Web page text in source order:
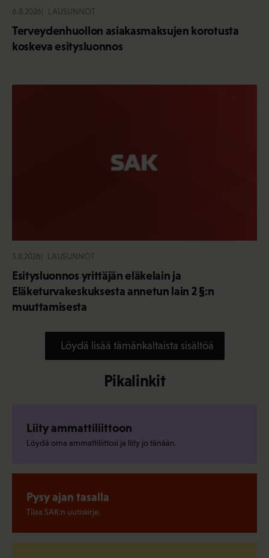
6.8.2026 LAUSUNNOT
Terveydenhuollon asiakasmaksujen korotusta
koskeva esitysluonnos
5.8.2026 LAUSUNNOT
Esitysluonnos yrittäjän eläkelain ja
Eläketurvakeskuksesta annetun lain 2 §:n
muuttamisesta
Löydä lisää tämänkaltaista sisältöä
Pikalinkit
Liity ammattiliittoon
Löydä oma ammattiliittosi ja liity jo tänään.
Pysy ajan tasalla
Tilaa SAK:n uutiskirje.